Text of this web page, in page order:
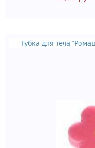
Губка для тела